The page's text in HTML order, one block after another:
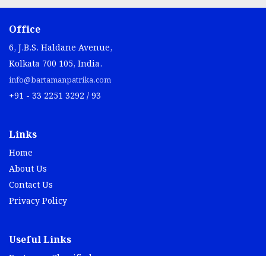
Office
6, J.B.S. Haldane Avenue,
Kolkata 700 105, India.
info@bartamanpatrika.com
+91 - 33 2251 3292 / 93
Links
Home
About Us
Contact Us
Privacy Policy
Useful Links